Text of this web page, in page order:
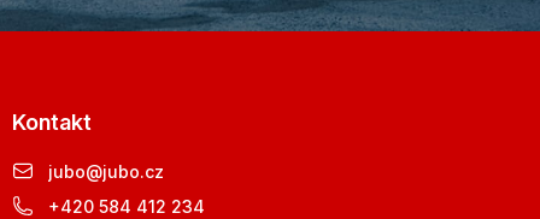
Kontakt
jubo@jubo.cz
+420 584 412 234